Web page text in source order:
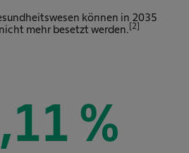
können in 2035
mehr besetzt werden.[2]
%